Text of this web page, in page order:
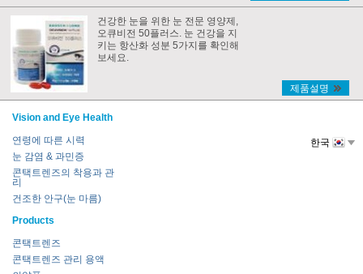
건강한 눈을 위한 눈 전문 영양제,
오큐비전 50플러스. 눈 건강을 지
키는 항산화 성분 5가지를 확인해
보세요.
제품설명
Vision and Eye Health
연령에 따른 시력
눈 감염 & 과민증
콘택트렌즈의 착용과 관
리
건조한 안구(눈 마름)
Products
콘택트렌즈
콘택트렌즈 관리 용액
한국